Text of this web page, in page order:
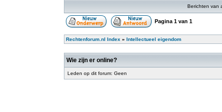
Berichten van
Pagina 1 van 1
Rechtenforum.nl Index » Intellectueel eigendom
Wie zijn er online?
Leden op dit forum: Geen